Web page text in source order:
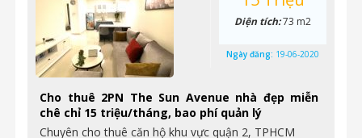
Cho thuê 2PN The Sun Avenue nhà đẹp miễn
chê chỉ 15 triệu/tháng, bao phí quản lý
Chuyên cho thuê căn hộ khu vực quận 2, TPHCM
Diện tích:73 m2
Ngày đăng: 19-06-2020